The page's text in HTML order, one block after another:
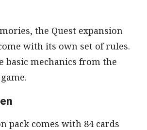
the Quest expansion
with its own set of rules.
basic mechanics from the
pack comes with 84 cards